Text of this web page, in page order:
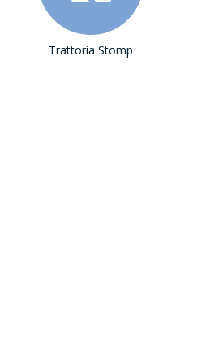
Trattoria Stomp